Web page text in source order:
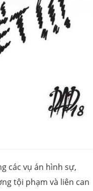
các vụ án hình sự,
tội phạm và liên can